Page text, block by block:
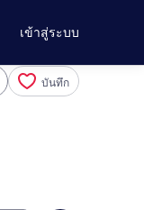
เข้าสู่ระบบ
บันทึก